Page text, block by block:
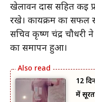
खेलावन दास सहित कई
रखे। कार्यक्रम का
सचिव कृष्ण चंद्र चौधरी
का समापन हुआ।
12
में